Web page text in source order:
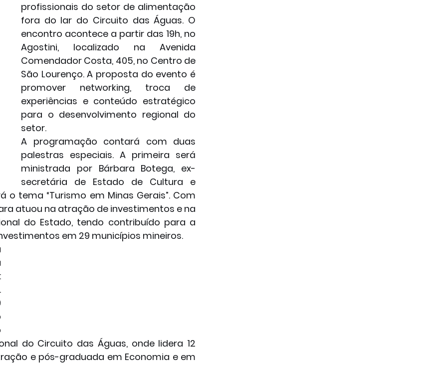
profissionais do setor de alimentação
fora do lar do Circuito das Águas. O
encontro acontece a partir das 19h, no
Agostini, localizado na Avenida
Comendador Costa, 405, no Centro de
São Lourenço. A proposta do evento é
promover networking, troca de
experiências e conteúdo estratégico
para o desenvolvimento regional do
setor.
A programação contará com duas
palestras especiais. A primeira será
ministrada por Bárbara Botega, ex-
secretária de Estado de Cultura e
o tema “Turismo em Minas Gerais”. Com
atuou na atração de investimentos e na
do Estado, tendo contribuído para a
em 29 municípios mineiros.
do Circuito das Águas, onde lidera 12
e pós-graduada em Economia e em